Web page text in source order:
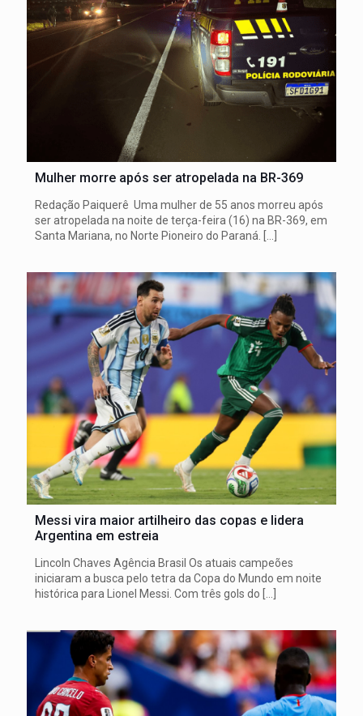
Mulher morre após ser atropelada na BR-369
Redação Paiquerê Uma mulher de 55 anos morreu após
ser atropelada na noite de terça-feira (16) na BR-369, em
Santa Mariana, no Norte Pioneiro do Paraná.
Messi vira maior artilheiro das copas e lidera
Argentina em estreia
Lincoln Chaves Agência Brasil Os atuais campeões
iniciaram a busca pelo tetra da Copa do Mundo em noite
histórica para Lionel Messi. Com três gols do […]